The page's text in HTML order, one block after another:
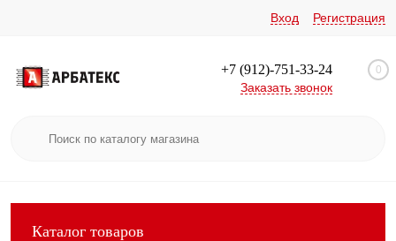
Вход Регистрация
+7 (912)-751-33-24
Заказать звонок
0
Каталог товаров